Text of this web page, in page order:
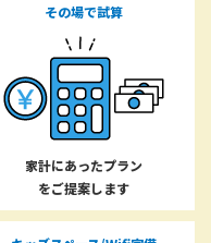
その場で試算
家計にあったプラン
をご提案します